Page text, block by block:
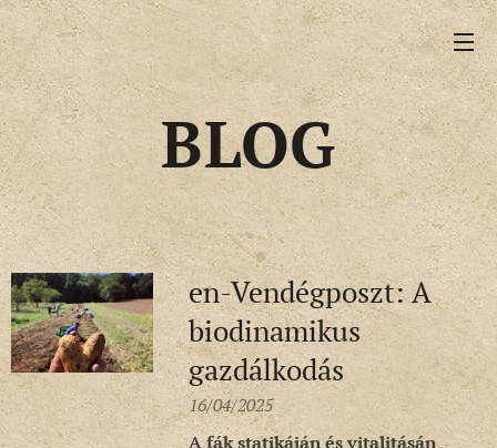
BLOG
en-Vendégposzt: A
biodinamikus
gazdálkodás
16/04/2025
A fák statikáján és vitalitásán